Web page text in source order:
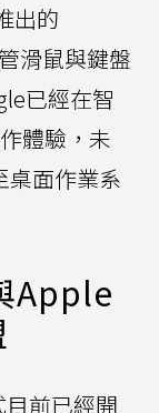
出的
滑鼠與鍵盤
已經在智
體驗，未
桌面作業系
Apple
前已經開